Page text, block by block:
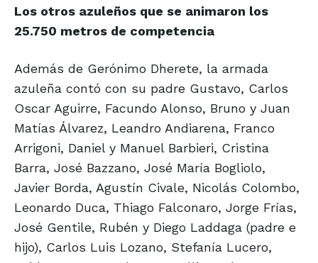
Los otros azuleños que se animaron los
25.750 metros de competencia
Además de Gerónimo Dherete, la armada
azuleña contó con su padre Gustavo, Carlos
Oscar Aguirre, Facundo Alonso, Bruno y Juan
Matías Álvarez, Leandro Andiarena, Franco
Arrigoni, Daniel y Manuel Barbieri, Cristina
Barra, José Bazzano, José María Bogliolo,
Javier Borda, Agustín Civale, Nicolás Colombo,
Leonardo Duca, Thiago Falconaro, Jorge Frías,
José Gentile, Rubén y Diego Laddaga (padre e
hijo), Carlos Luis Lozano, Stefanía Lucero,